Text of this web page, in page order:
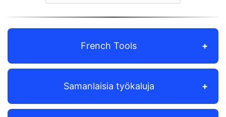
French Tools
Samanlaisia työkaluja